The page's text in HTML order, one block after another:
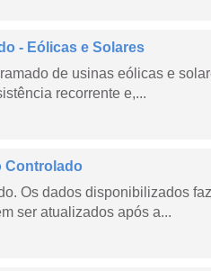
- Eólicas e Solares
de usinas eólicas e
recorrente e,...
Controlado
Os dados disponibilizados
ser atualizados após a...